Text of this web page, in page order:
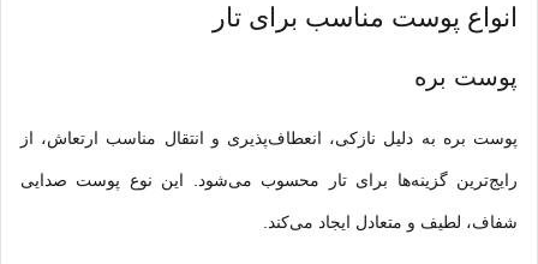
انواع پوست مناسب برای تار
پوست بره
پوست بره به دلیل نازکی، انعطاف‌پذیری و انتقال مناسب ارتعاش، از
رایج‌ترین گزینه‌ها برای تار محسوب می‌شود. این نوع پوست صدایی
شفاف، لطیف و متعادل ایجاد می‌کند.